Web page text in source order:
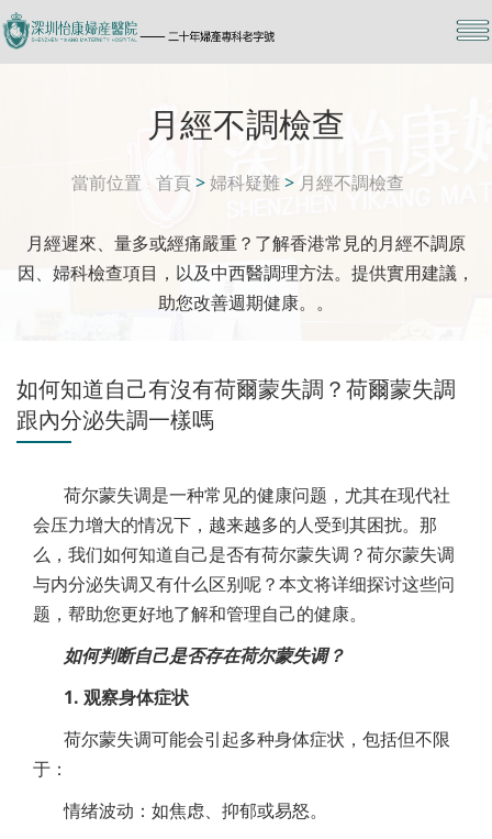
月經不調檢查
當前位置 首頁 >婦科疑難> 月經不調檢查
月經遲來、量多或經痛嚴重？了解香港常見的月經不調原
因、婦科檢查項目，以及中西醫調理方法。提供實用建議，
助您改善週期健康。。
如何知道自己有沒有荷爾蒙失調？荷爾蒙失調
跟內分泌失調一樣嗎
荷尔蒙失调是一种常见的健康问题，尤其在现代社
会压力增大的情况下，越来越多的人受到其困扰。那
么，我们如何知道自己是否有荷尔蒙失调？荷尔蒙失调
与内分泌失调又有什么区别呢？本文将详细探讨这些问
题，帮助您更好地了解和管理自己的健康。
如何判断自己是否存在荷尔蒙失调？
1. 观察身体症状
荷尔蒙失调可能会引起多种身体症状，包括但不限
于：
情绪波动：如焦虑、抑郁或易怒。